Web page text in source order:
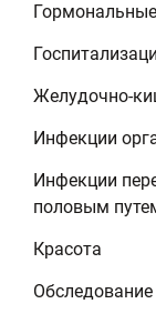
Желудочно-
Инфекции
Инфекции
половым
Красота
Обследование